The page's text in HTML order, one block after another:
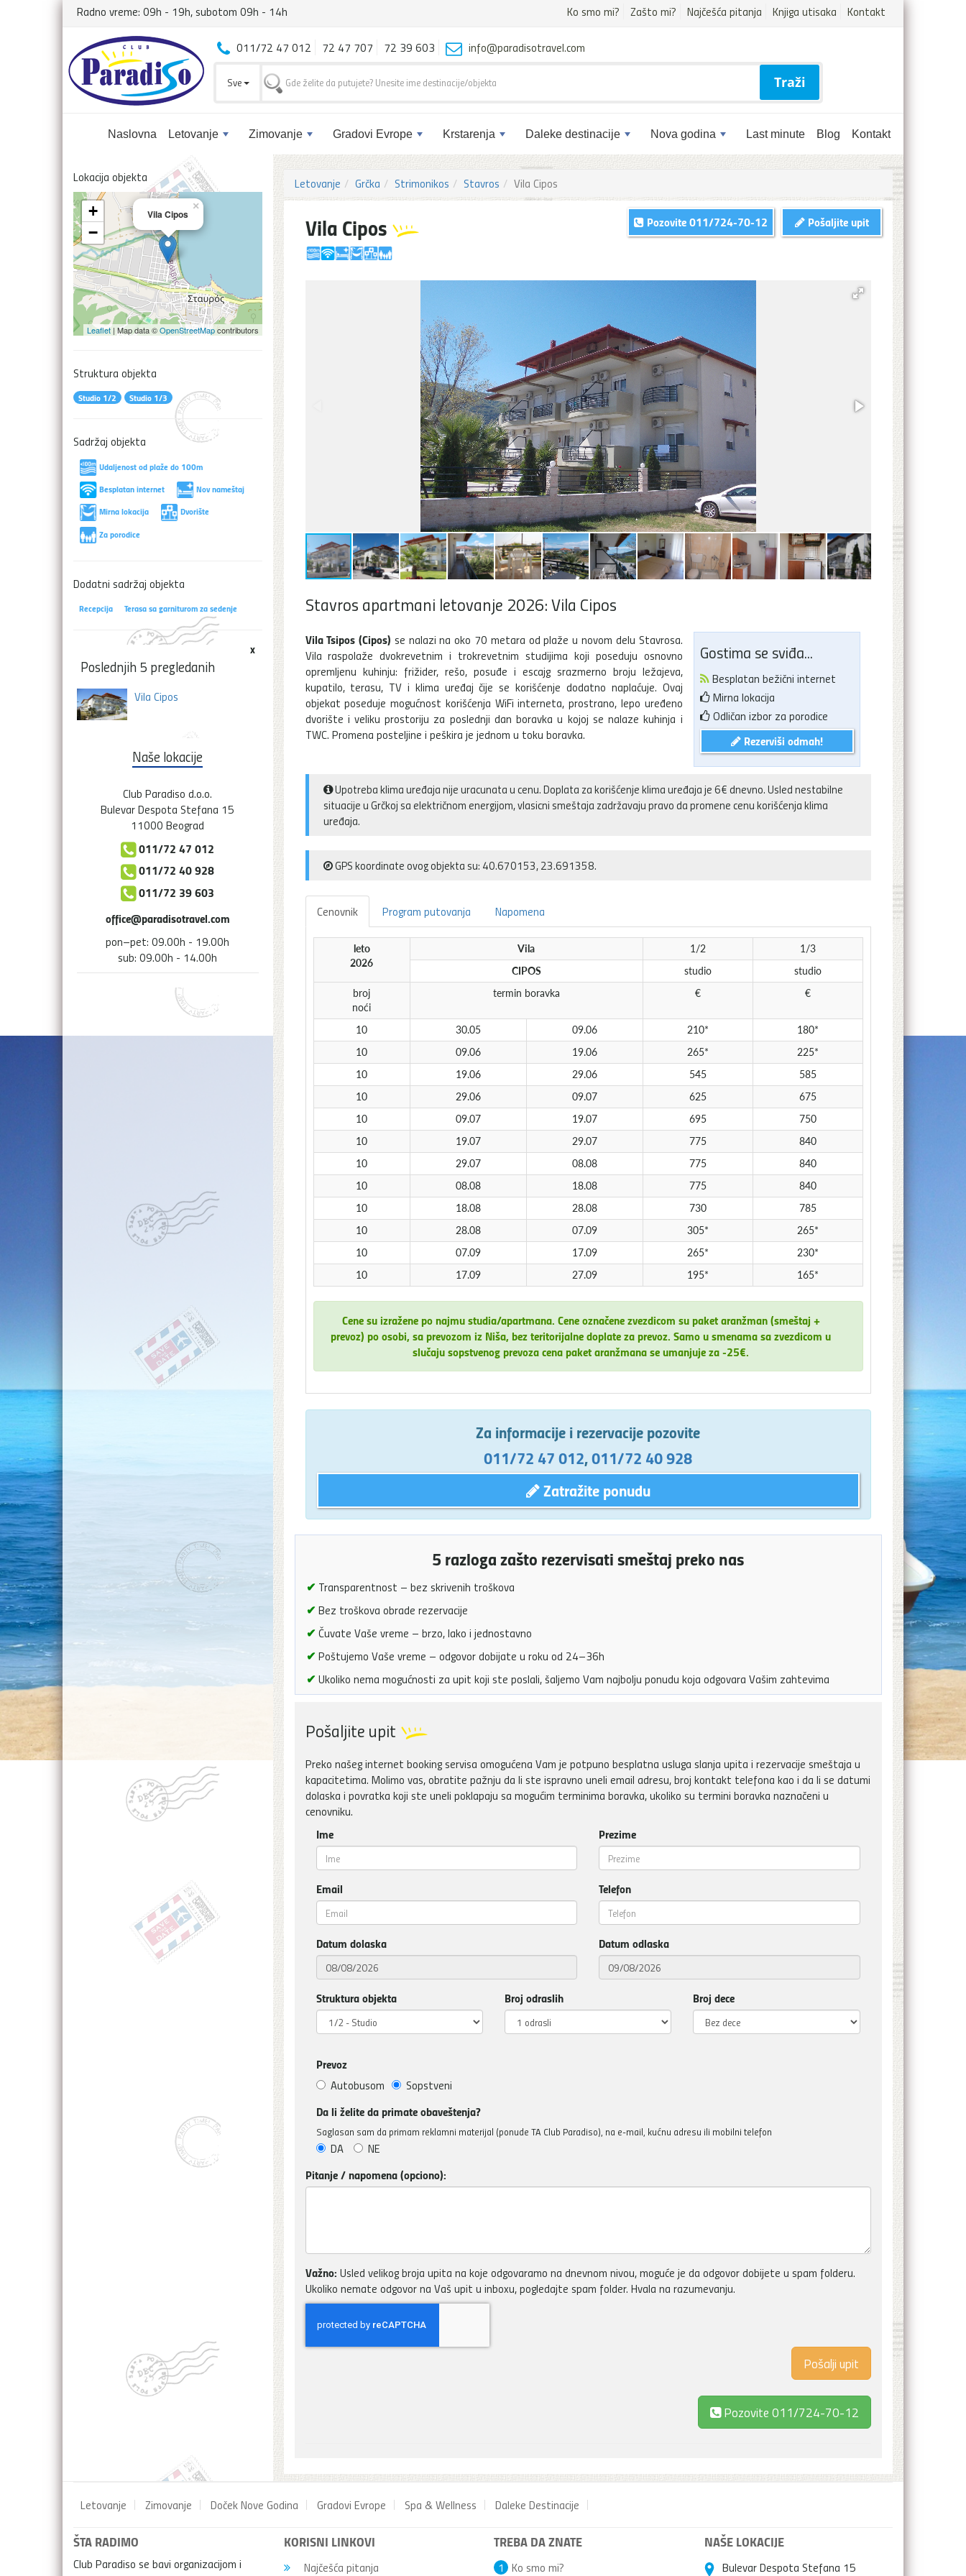
Radno vreme: 09h - 19h, subotom 09h - 14h Ko smo mi? Zašto mi? Najčešća pitanja Knjiga utisaka Kontakt
Naslovna Letovanje Zimovanje Gradovi Evrope Krstarenja Daleke destinacije Nova godina Last minute Blog Kontakt
011/72 47 012 72 47 707 72 39 603 info@paradisotravel.com
Sve Traži
Letovanje Grčka Strimonikos Stavros Vila Cipos
Vila Cipos Pošaljite upit
Pozovite011/724-70-12
Stavros apartmani letovanje 2026: Vila Cipos
Gostima se sviđa...
Besplatan bežični internet
Mirna lokacija
Odličan izbor za porodice
Rezerviši odmah!
Vila Tsipos (Cipos) se nalazi na oko 70 metara od plaže u novom delu Stavrosa.
Vila raspolaže dvokrevetnim i trokrevetnim studijima koji poseduju osnovno
opremljenu kuhinju: frižider, rešo, posuđe i escajg srazmerno broju ležajeva,
kupatilo, terasu, TV i klima uređaj čije se korišćenje dodatno naplaćuje. Ovaj
objekat poseduje mogućnost korišćenja WiFi interneta, prostrano, lepo uređeno
dvorište i veliku prostoriju za poslednji dan boravka u kojoj se nalaze kuhinja i
TWC. Promena posteljine i peškira je jednom u toku boravka.
Upotreba klima uređaja nije uracunata u cenu. Doplata za korišćenje klima uređaja je 6€ dnevno. Usled nestabilne
situacije u Grčkoj sa električnom energijom, vlasicni smeštaja zadržavaju pravo da promene cenu korišćenja klima
uređaja.
GPS koordinate ovog objekta su: 40.670153, 23.691358.
Cenovnik Program putovanja Napomena
leto
2026
Vila 1/2
1/3
CIPOS
studio
studio
broj
noći
termin boravka € €
10 30.05 09.06 210*
180*
10
09.06 19.06 265*
225*
10
19.06 29.06 545
585
10
29.06 09.07 625
675
10
09.07 19.07 695
750
10
19.07 29.07 775
840
10
29.07 08.08 775
840
10
08.08 18.08 775
840
10
18.08 28.08 730
785
10
28.08 07.09 305*
265*
10
07.09 17.09 265*
230*
10
17.09 27.09 195* 165*
Cene su izražene po najmu studia/apartmana. Cene označene zvezdicom su paket aranžman (smeštaj +
prevoz) po osobi, sa prevozom iz Niša, bez teritorijalne doplate za prevoz. Samo u smenama sa zvezdicom u
slučaju sopstvenog prevoza cena paket aranžmana se umanjuje za -25€.
Za informacije i rezervacije pozovite
011/72 47 012,011/72 40 928
Zatražite ponudu
5 razloga zašto rezervisati smeštaj preko nas
✔ Transparentnost – bez skrivenih troškova
✔ Bez troškova obrade rezervacije
✔ Čuvate Vaše vreme – brzo, lako i jednostavno
✔ Poštujemo Vaše vreme – odgovor dobijate u roku od 24–36h
✔ Ukoliko nema mogućnosti za upit koji ste poslali, šaljemo Vam najbolju ponudu koja odgovara Vašim zahtevima
Pošaljite upit
Preko našeg internet booking servisa omogućena Vam je potpuno besplatna usluga slanja upita i rezervacije smeštaja u
kapacitetima. Molimo vas, obratite pažnju da li ste ispravno uneli email adresu, broj kontakt telefona kao i da li se datumi
dolaska i povratka koji ste uneli poklapaju sa mogućim terminima boravka, ukoliko su termini boravka naznačeni u
cenovniku.
Ime Prezime
Email Telefon
Datum dolaska Datum odlaska
Struktura objekta Broj odraslih Broj dece
Prevoz
Autobusom Sopstveni
Da li želite da primate obaveštenja?
Saglasan sam da primam reklamni materijal (ponude TA Club Paradiso), na e-mail, kućnu adresu ili mobilni telefon
DA NE
Pitanje / napomena (opciono):
Važno: Usled velikog broja upita na koje odgovaramo na dnevnom nivou, moguće je da odgovor dobijete u spam folderu.
Ukoliko nemate odgovor na Vaš upit u inboxu, pogledajte spam folder. Hvala na razumevanju.
Pozovite 011/724-70-12
Lokacija objekta
Vila Cipos
×
+
−
Leaflet| Map data ©OpenStreetMapcontributors
Struktura objekta
Studio 1/2 Studio 1/3
Sadržaj objekta
Udaljenost od plaže do 100m
Besplatan internet
Nov nameštaj
Mirna lokacija
Dvorište
Za porodice
Dodatni sadržaj objekta
Recepcija Terasa sa garniturom za sedenje
x
Poslednjih 5 pregledanih
Vila Cipos
Naše lokacije
Club Paradiso d.o.o.
Bulevar Despota Stefana 15
11000 Beograd
011/72 47 012
011/72 40 928
011/72 39 603
office@paradisotravel.com
pon–pet: 09.00h - 19.00h
sub: 09.00h - 14.00h
Letovanje Zimovanje Doček Nove Godina Gradovi Evrope Spa & Wellness Daleke Destinacije
ŠTA RADIMO
Club Paradiso se bavi organizacijom i
KORISNI LINKOVI
Najčešća pitanja
TREBA DA ZNATE
Ko smo mi?
1
NAŠE LOKACIJE
Bulevar Despota Stefana 15